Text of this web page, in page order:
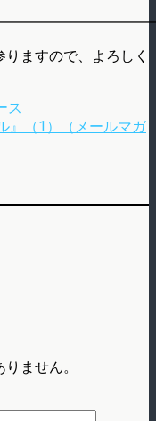
ますので、よろしく
ス
』（1）（メールマガ
ません。